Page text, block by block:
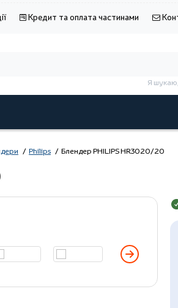
Кредит та оплата частинами
Я
Philips Блендер PHILIPS HR3020/20